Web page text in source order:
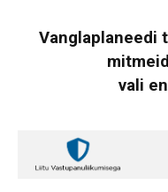
Vanglaplaneedi
vali